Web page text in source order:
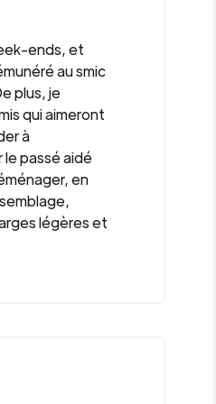
ends, et
au smic
plus, je
qui aimeront
à
le passé aidé
en
légères et